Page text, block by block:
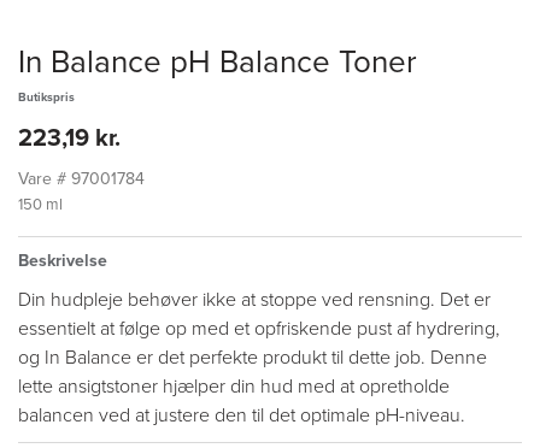
In Balance pH Balance Toner
Butikspris
223,19 kr.
Vare # 97001784
150 ml
Beskrivelse
Din hudpleje behøver ikke at stoppe ved rensning. Det er
essentielt at følge op med et opfriskende pust af hydrering,
og In Balance er det perfekte produkt til dette job. Denne
lette ansigtstoner hjælper din hud med at opretholde
balancen ved at justere den til det optimale pH-niveau.